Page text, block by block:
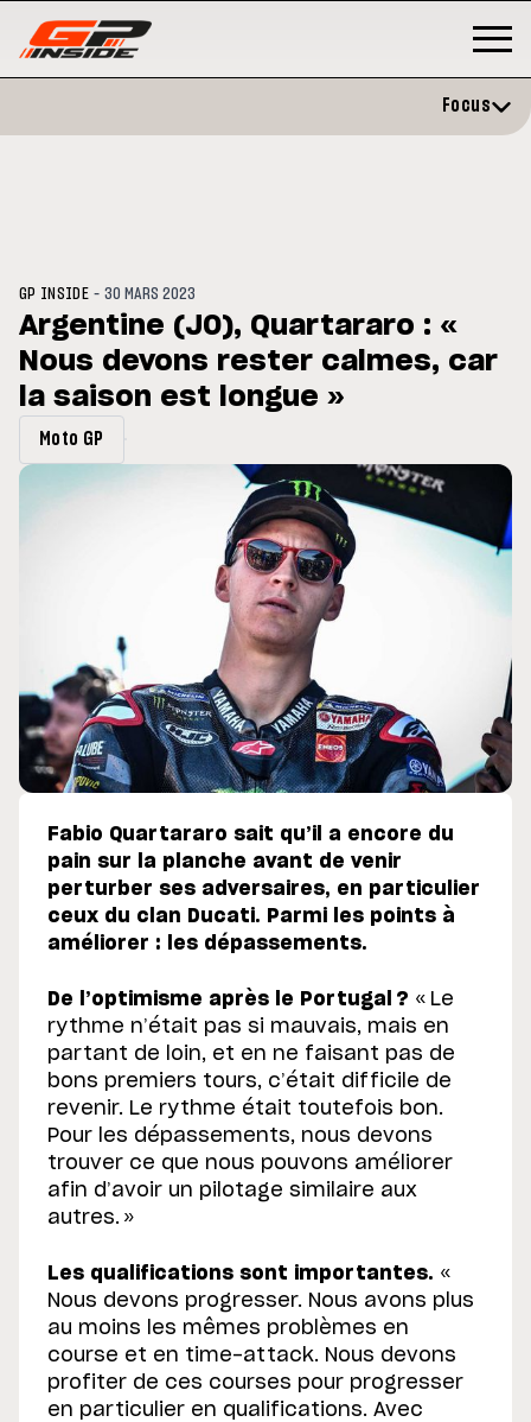
: Horaires et
du GP de Grande-
MOTO GP
Zarco évite l'opération et vise
retour en septembre
Focus
GP INSIDE -30 MARS 2023
Argentine (J0), Quartararo : «
Nous devons rester calmes, car
la saison est longue »
Moto GP
Fabio Quartararo sait qu’il a encore du
pain sur la planche avant de venir
perturber ses adversaires, en particulier
ceux du clan Ducati. Parmi les points à
améliorer : les dépassements.
De l’optimisme après le Portugal ? « Le
rythme n’était pas si mauvais, mais en
partant de loin, et en ne faisant pas de
bons premiers tours, c’était difficile de
revenir. Le rythme était toutefois bon.
Pour les dépassements, nous devons
trouver ce que nous pouvons améliorer
afin d’avoir un pilotage similaire aux
autres. »
Les qualifications sont importantes. «
Nous devons progresser. Nous avons plus
au moins les mêmes problèmes en
course et en time-attack. Nous devons
profiter de ces courses pour progresser
en particulier en qualifications. Avec